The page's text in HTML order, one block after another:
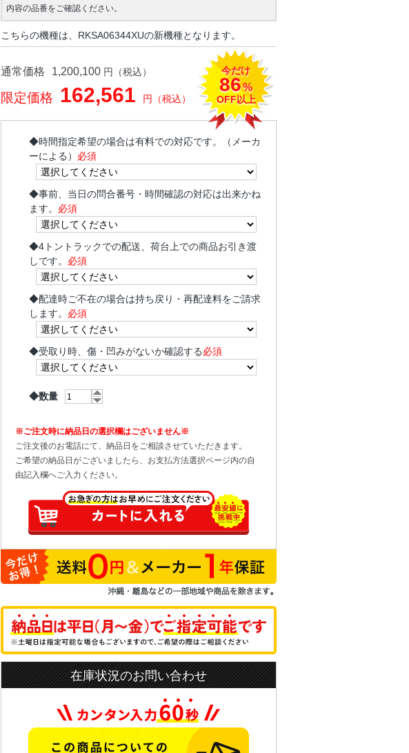
内容の品番をご確認ください。
こちらの機種は、RKSA06344XUの新機種となります。
通常価格 1,200,100 円（税込）
限定価格 162,561 円（税込）
今だけ
86%
OFF以上
◆時間指定希望の場合は有料での対応です。（メーカ
ーによる） 必須
◆事前、当日の問合番号・時間確認の対応は出来かね
ます。 必須
◆4トントラックでの配送、荷台上での商品お引き渡
しです。 必須
◆配達時ご不在の場合は持ち戻り・再配達料をご請求
します。 必須
◆受取り時、傷・凹みがないか確認する必須
◆数量
※ご注文時に納品日の選択欄はございません※
ご注文後のお電話にて、納品日をご相談させていただきます。
ご希望の納品日がございましたら、お支払方法選択ページ内の自
由記入欄へご入力ください。
在庫状況のお問い合わせ